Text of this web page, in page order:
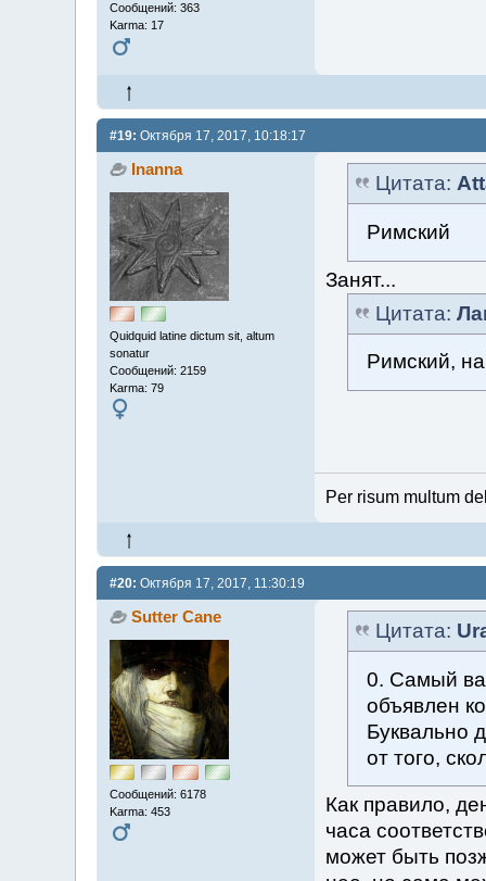
Сообщений: 363
Karma: 17
#19: Октября 17, 2017, 10:18:17
Inanna
Quidquid latine dictum sit, altum
sonatur
Сообщений: 2159
Karma: 79
Цитата:
Римский
Занят...
Цитата:
Римский,
Per risum multum
#20: Октября 17, 2017, 11:30:19
Sutter Cane
Сообщений: 6178
Karma: 453
Цитата:
0. Самый
объявлен
Буквально
от того,
Как правило,
часа
может быть